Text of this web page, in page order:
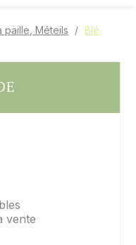
paille, Méteils
Blé
vente